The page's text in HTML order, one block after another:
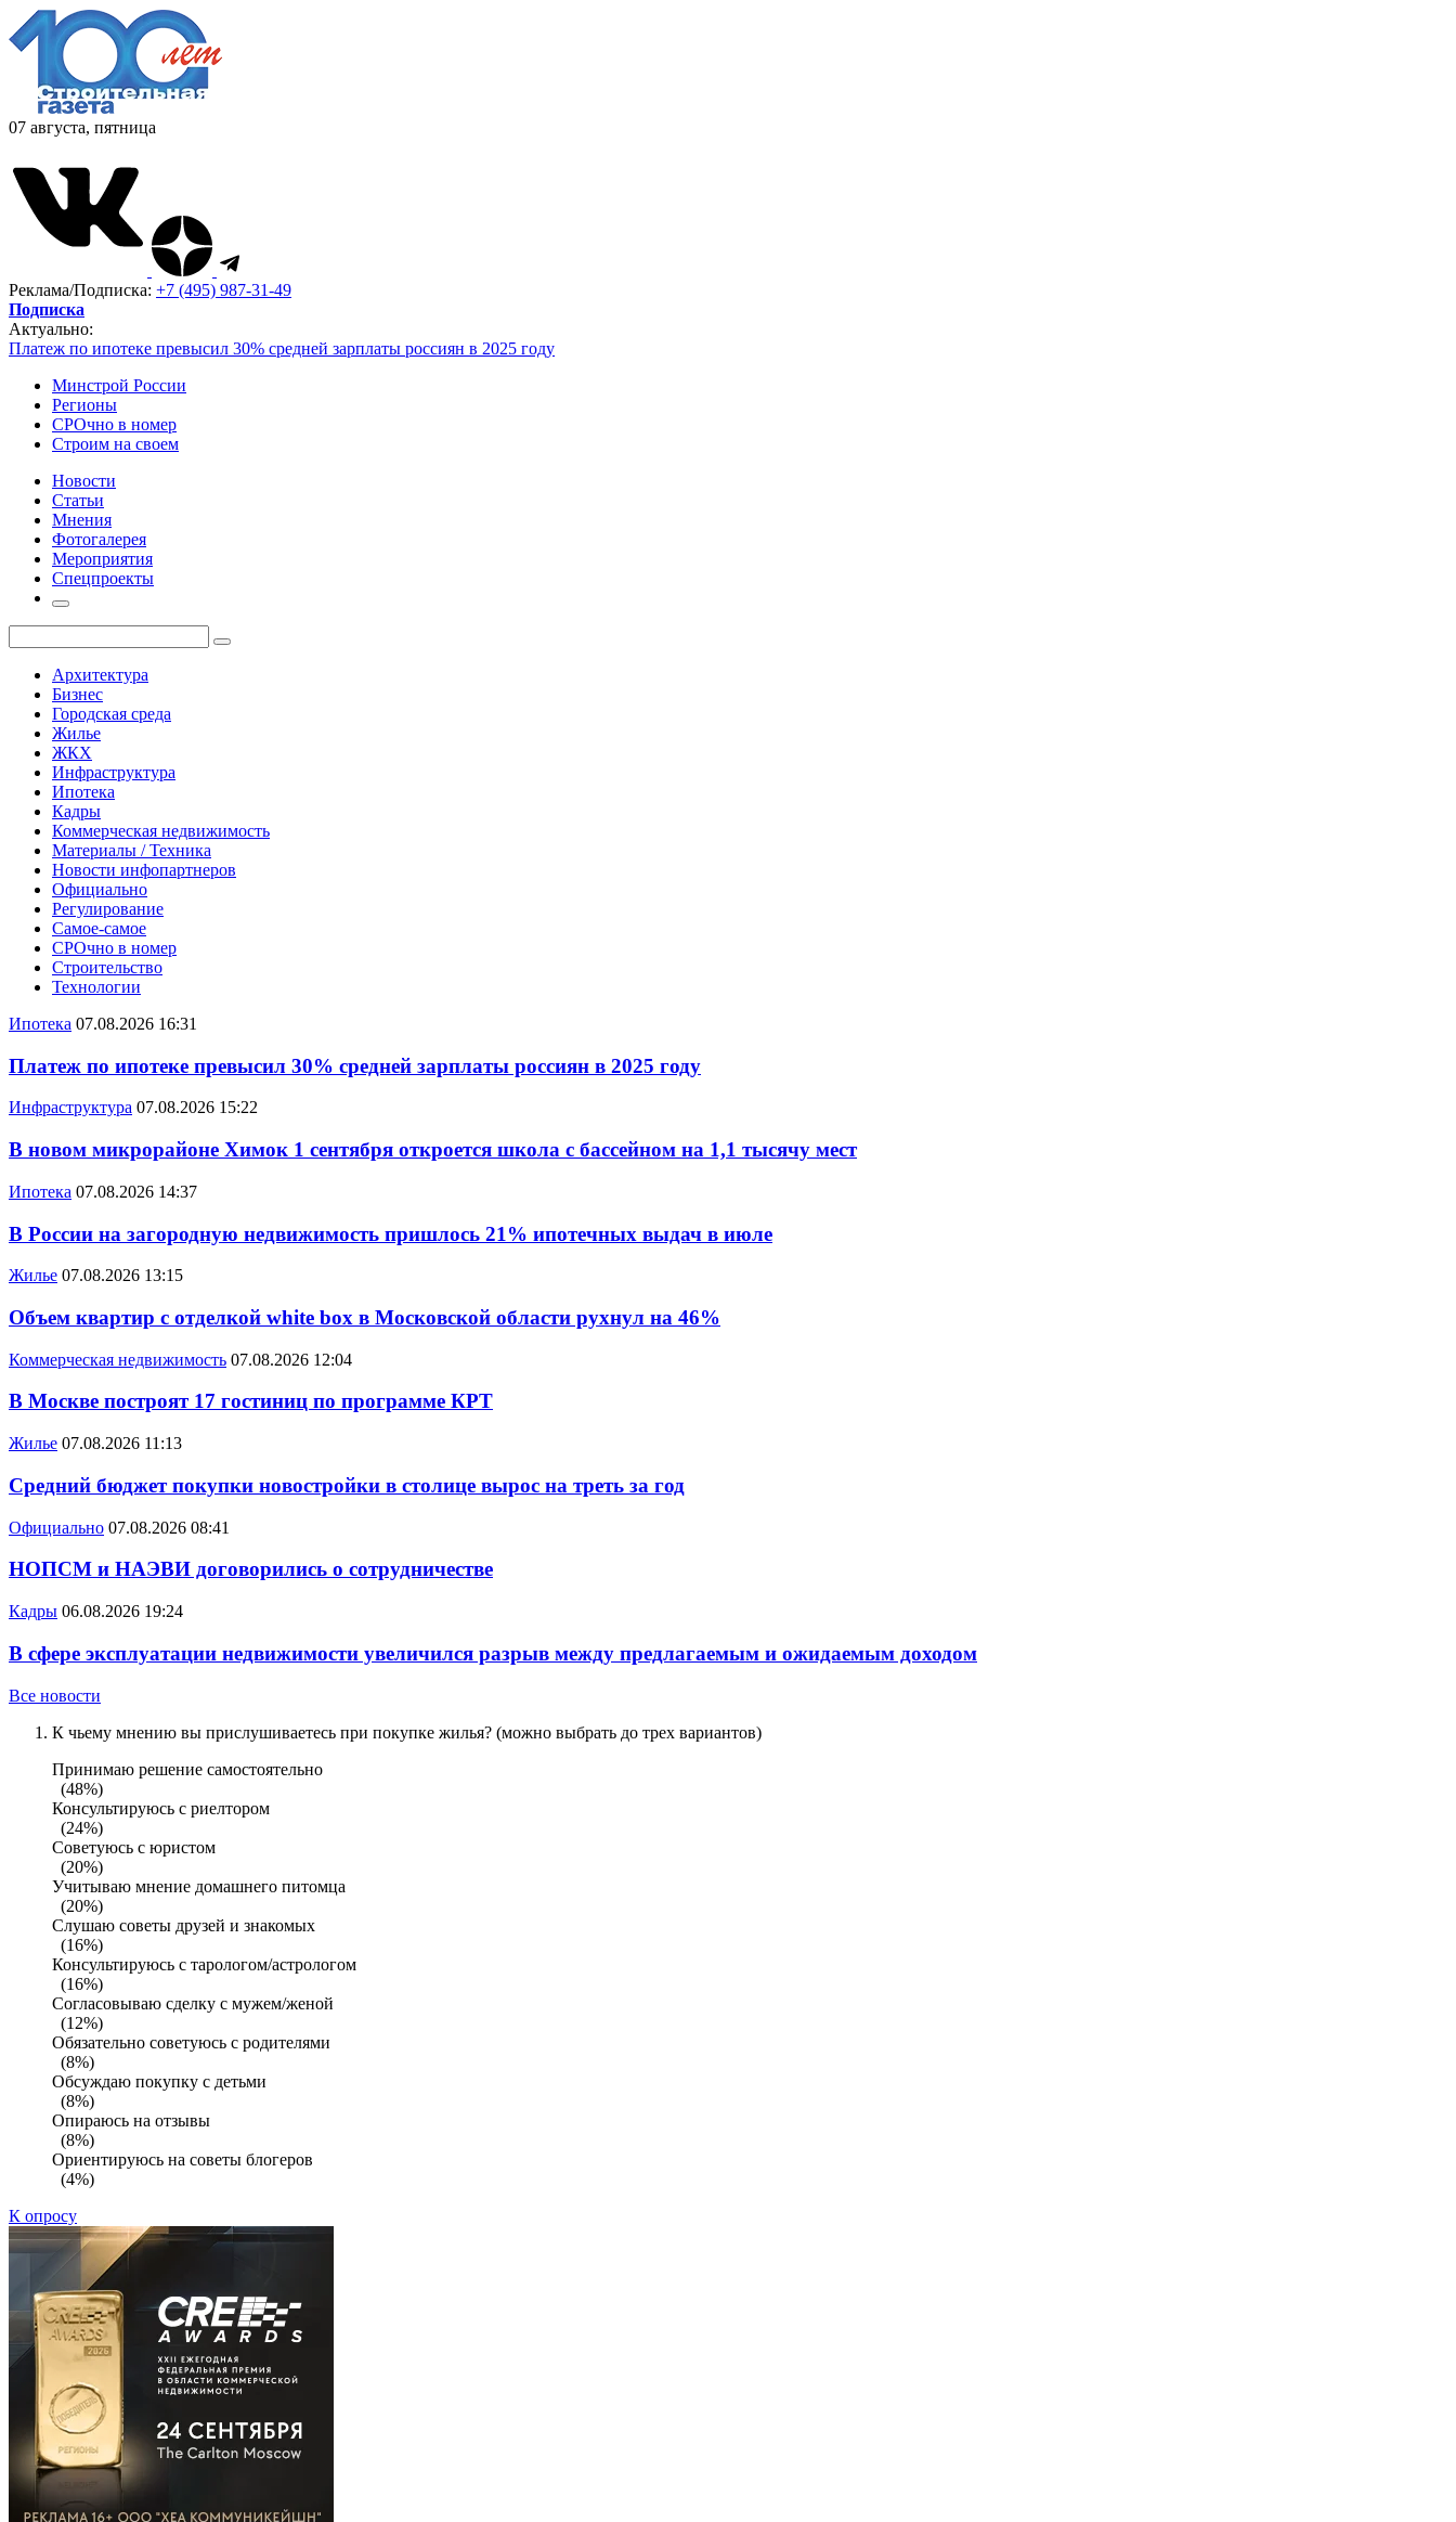
07 августа, пятница
Реклама/Подписка: +7 (495) 987-31-49
Подписка
Актуально:
Платеж по ипотеке превысил 30% средней зарплаты россиян в 2025 году
Минстрой России
Регионы
СРОчно в номер
Строим на своем
Новости
Статьи
Мнения
Фотогалерея
Мероприятия
Спецпроекты
Архитектура
Бизнес
Городская среда
Жилье
ЖКХ
Инфраструктура
Ипотека
Кадры
Коммерческая недвижимость
Материалы / Техника
Новости инфопартнеров
Официально
Регулирование
Самое-самое
СРОчно в номер
Строительство
Технологии
Ипотека 07.08.2026 16:31
Платеж по ипотеке превысил 30% средней зарплаты россиян в 2025 году
Инфраструктура 07.08.2026 15:22
В новом микрорайоне Химок 1 сентября откроется школа с бассейном на 1,1 тысячу мест
Ипотека 07.08.2026 14:37
В России на загородную недвижимость пришлось 21% ипотечных выдач в июле
Жилье 07.08.2026 13:15
Объем квартир с отделкой white box в Московской области рухнул на 46%
Коммерческая недвижимость 07.08.2026 12:04
В Москве построят 17 гостиниц по программе КРТ
Жилье 07.08.2026 11:13
Средний бюджет покупки новостройки в столице вырос на треть за год
Официально 07.08.2026 08:41
НОПСМ и НАЭВИ договорились о сотрудничестве
Кадры 06.08.2026 19:24
В сфере эксплуатации недвижимости увеличился разрыв между предлагаемым и ожидаемым доходом
Все новости
К чьему мнению вы прислушиваетесь при покупке жилья? (можно выбрать до трех вариантов)
Принимаю решение самостоятельно
(48%)
Консультируюсь с риелтором
(24%)
Советуюсь с юристом
(20%)
Учитываю мнение домашнего питомца
(20%)
Слушаю советы друзей и знакомых
(16%)
Консультируюсь с тарологом/астрологом
(16%)
Согласовываю сделку с мужем/женой
(12%)
Обязательно советуюсь с родителями
(8%)
Обсуждаю покупку с детьми
(8%)
Опираюсь на отзывы
(8%)
Ориентируюсь на советы блогеров
(4%)
К опросу